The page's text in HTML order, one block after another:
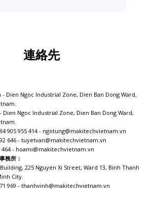
連絡先
- Dien Ngoc Industrial Zone, Dien Ban Dong Ward,
Dien Ngoc Industrial Zone, Dien Ban Dong Ward,
905 955 414 - ngotung@makitechvietnam.vn
646 - tuyetvan@makitechvietnam.vn
464 - hoami@makitechvietnam.vn
務所：
225 Nguyen Xi Street, Ward 13, Binh Thanh
City.
969 - thanhvinh@makitechvietnam.vn